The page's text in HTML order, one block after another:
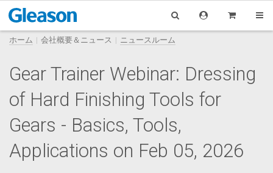
ホーム 会社概要＆ニュース ニュースルーム
Gear Trainer Webinar: Dressing
of Hard Finishing Tools for
Gears - Basics, Tools,
Applications on Feb 05, 2026